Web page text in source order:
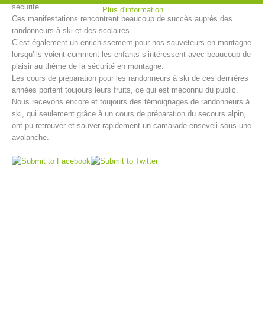
sécurité.
Ces manifestations rencontrent beaucoup de succès auprès des
randonneurs à ski et des scolaires.
C’est également un enrichissement pour nos sauveteurs en montagne
lorsqu’ils voient comment les enfants s’intéressent avec beaucoup de
plaisir au thème de la sécurité en montagne.
Les cours de préparation pour les randonneurs à ski de ces dernières
années portent toujours leurs fruits, ce qui est méconnu du public.
Nous recevons encore et toujours des témoignages de randonneurs à
ski, qui seulement grâce à un cours de préparation du secours alpin,
ont pu retrouver et sauver rapidement un camarade enseveli sous une
avalanche.
Plus d'information